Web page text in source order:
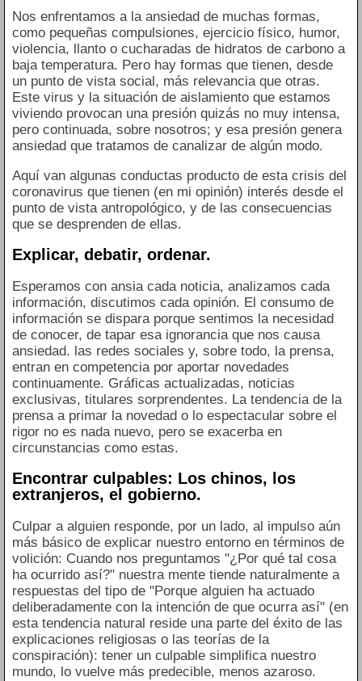
Nos enfrentamos a la ansiedad de muchas formas,
como pequeñas compulsiones, ejercicio físico, humor,
violencia, llanto o cucharadas de hidratos de carbono a
baja temperatura. Pero hay formas que tienen, desde
un punto de vista social, más relevancia que otras.
Este virus y la situación de aislamiento que estamos
viviendo provocan una presión quizás no muy intensa,
pero continuada, sobre nosotros; y esa presión genera
ansiedad que tratamos de canalizar de algún modo.
Aquí van algunas conductas producto de esta crisis del
coronavirus que tienen (en mi opinión) interés desde el
punto de vista antropológico, y de las consecuencias
que se desprenden de ellas.
Explicar, debatir, ordenar.
Esperamos con ansia cada noticia, analizamos cada
información, discutimos cada opinión. El consumo de
información se dispara porque sentimos la necesidad
de conocer, de tapar esa ignorancia que nos causa
ansiedad. las redes sociales y, sobre todo, la prensa,
entran en competencia por aportar novedades
continuamente. Gráficas actualizadas, noticias
exclusivas, titulares sorprendentes. La tendencia de la
prensa a primar la novedad o lo espectacular sobre el
rigor no es nada nuevo, pero se exacerba en
circunstancias como estas.
Encontrar culpables: Los chinos, los
extranjeros, el gobierno.
Culpar a alguien responde, por un lado, al impulso aún
más básico de explicar nuestro entorno en términos de
volición: Cuando nos preguntamos "¿Por qué tal cosa
ha ocurrido así?" nuestra mente tiende naturalmente a
respuestas del tipo de "Porque alguien ha actuado
deliberadamente con la intención de que ocurra así" (en
esta tendencia natural reside una parte del éxito de las
explicaciones religiosas o las teorías de la
conspiración): tener un culpable simplifica nuestro
mundo, lo vuelve más predecible, menos azaroso.